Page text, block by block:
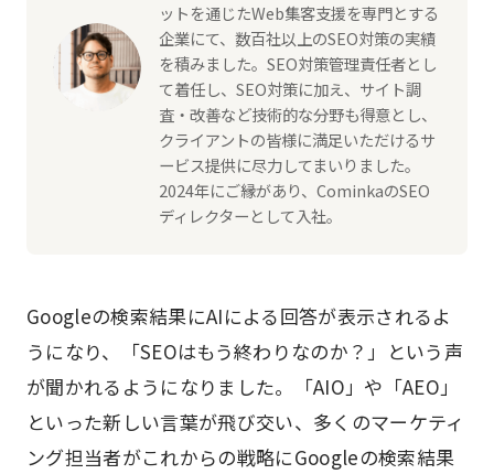
ットを通じたWeb集客支援を専門とする
企業にて、数百社以上のSEO対策の実績
を積みました。SEO対策管理責任者とし
て着任し、SEO対策に加え、サイト調
査・改善など技術的な分野も得意とし、
クライアントの皆様に満足いただけるサ
ービス提供に尽力してまいりました。
2024年にご縁があり、CominkaのSEO
ディレクターとして入社。
Googleの検索結果にAIによる回答が表示されるよ
うになり、「SEOはもう終わりなのか？」という声
が聞かれるようになりました。「AIO」や「AEO」
といった新しい言葉が飛び交い、多くのマーケティ
ング担当者がこれからの戦略にGoogleの検索結果